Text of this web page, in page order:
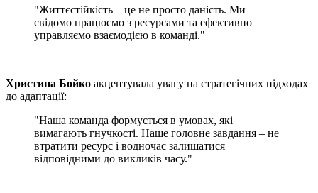
"Життєстійкість – це не просто даність. Ми
свідомо працюємо з ресурсами та ефективно
управляємо взаємодією в команді."
Христина Бойко акцентувала увагу на стратегічних підходах
до адаптації:
"Наша команда формується в умовах, які
вимагають гнучкості. Наше головне завдання – не
втратити ресурс і водночас залишатися
відповідними до викликів часу."